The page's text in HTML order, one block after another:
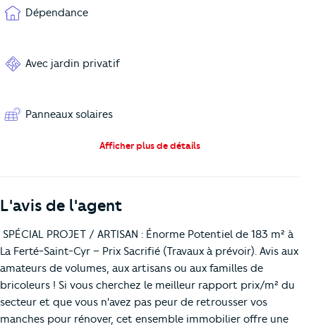
Dépendance
Avec jardin privatif
Panneaux solaires
Afficher plus de détails
L'avis de l'agent
️ SPÉCIAL PROJET / ARTISAN : Énorme Potentiel de 183 m² à
La Ferté-Saint-Cyr – Prix Sacrifié (Travaux à prévoir). Avis aux
amateurs de volumes, aux artisans ou aux familles de
bricoleurs ! Si vous cherchez le meilleur rapport prix/m² du
secteur et que vous n'avez pas peur de retrousser vos
manches pour rénover, cet ensemble immobilier offre une